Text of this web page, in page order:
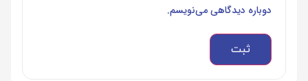
دوباره دیدگاهی می‌نویسم.